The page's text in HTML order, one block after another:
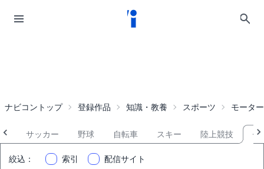
ナビコントップ 登録作品 知識・教養 スポーツ モータ
サッカー 野球 自転車 スキー 陸上競技 モ
絞込 ： 索引 配信サイト